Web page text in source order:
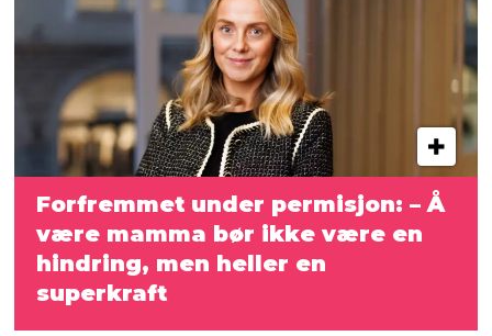
Forfremmet under permisjon: – Å
være mamma bør ikke være en
hindring, men heller en
superkraft